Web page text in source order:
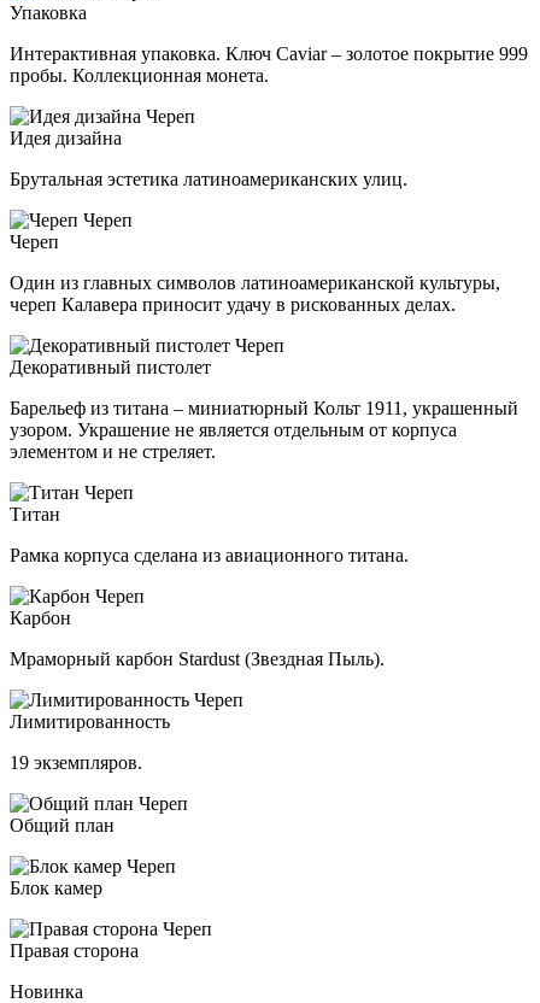
Упаковка
Интерактивная упаковка. Ключ Caviar – золотое покрытие 999
пробы. Коллекционная монета.
Идея дизайна
Брутальная эстетика латиноамериканских улиц.
Череп
Один из главных символов латиноамериканской культуры,
череп Калавера приносит удачу в рискованных делах.
Декоративный пистолет
Барельеф из титана – миниатюрный Кольт 1911, украшенный
узором. Украшение не является отдельным от корпуса
элементом и не стреляет.
Титан
Рамка корпуса сделана из авиационного титана.
Карбон
Мраморный карбон Stardust (Звездная Пыль).
Лимитированность
19 экземпляров.
Общий план
Блок камер
Правая сторона
Новинка